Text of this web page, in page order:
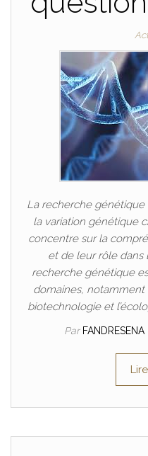
La recherche génétique
la variation génétique
concentre sur la
et de leur rôle dans
recherche génétique
domaines, notamment
biotechnologie et
Par FANDRESENA